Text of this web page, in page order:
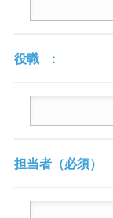
役職
担当者 （必須）